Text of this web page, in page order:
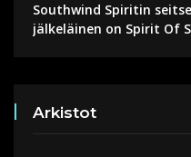
Southwind Spiritin
jälkeläinen on Spirit Of
Arkistot